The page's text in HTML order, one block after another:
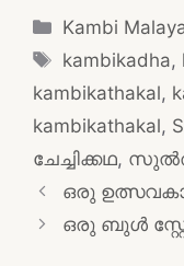
Categories
Kambi
Tags
kambikadha,
kambikathakal,
kambikathakal,
ചേച്ചിക്കഥ,
Post
navigation
ഒരു
ഒരു ബുൾ